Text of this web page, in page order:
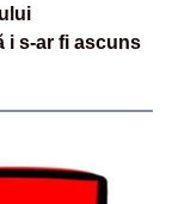
i s-ar fi ascuns